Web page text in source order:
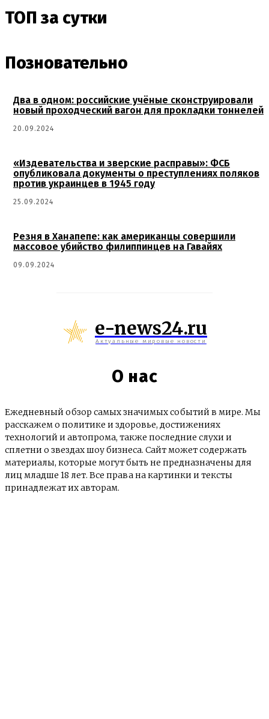
ТОП за сутки
Позновательно
Два в одном: российские учёные сконструировали
новый проходческий вагон для прокладки тоннелей
20.09.2024
«Издевательства и зверские расправы»: ФСБ
опубликовала документы о преступлениях поляков
против украинцев в 1945 году
25.09.2024
Резня в Ханапепе: как американцы совершили
массовое убийство филиппинцев на Гавайях
09.09.2024
e-news24.ru
Актуальные мировые новости
О нас
Ежедневный обзор самых значимых событий в мире. Мы
расскажем о политике и здоровье, достижениях
технологий и автопрома, также последние слухи и
сплетни о звездах шоу бизнеса. Сайт может содержать
материалы, которые могут быть не предназначены для
лиц младше 18 лет. Все права на картинки и тексты
принадлежат их авторам.